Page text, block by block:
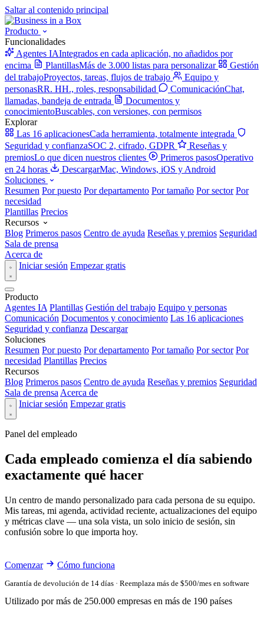
Saltar al contenido principal
Producto
Funcionalidades
Agentes IAIntegrados en cada aplicación, no añadidos por
encima
PlantillasMás de 3.000 listas para personalizar
Gestión
del trabajoProyectos, tareas, flujos de trabajo
Equipo y
personasRR. HH., roles, responsabilidad ComunicaciónChat,
llamadas, bandeja de entrada
Documentos y
conocimientoBuscables, con versiones, con permisos
Explorar
Las 16 aplicacionesCada herramienta, totalmente integrada
Seguridad y confianzaSOC 2, cifrado, GDPR
Reseñas y
premiosLo que dicen nuestros clientes Primeros pasosOperativo
en 24 horas
DescargarMac, Windows, iOS y Android
Soluciones
Resumen Por puesto Por departamento Por tamaño Por sector Por
necesidad
Plantillas Precios
Recursos
Blog Primeros pasos Centro de ayuda Reseñas y premios Seguridad
Sala de prensa
Acerca de
Iniciar sesión Empezar gratis
Producto
Agentes IA Plantillas Gestión del trabajo Equipo y personas
Comunicación Documentos y conocimiento Las 16 aplicaciones
Seguridad y confianza Descargar
Soluciones
Resumen Por puesto Por departamento Por tamaño Por sector Por
necesidad Plantillas Precios
Recursos
Blog Primeros pasos Centro de ayuda Reseñas y premios Seguridad
Sala de prensa Acerca de
Iniciar sesión Empezar gratis
Panel del empleado
Cada empleado comienza el día sabiendo
exactamente qué hacer
Un centro de mando personalizado para cada persona de su equipo.
Mis tareas, mi agenda, actividad reciente, actualizaciones del equipo
y métricas clave — una sola vista, un solo inicio de sesión, sin
confusión sobre lo que importa hoy.
Comenzar Cómo funciona
Garantía de devolución de 14 días · Reemplaza más de $500/mes en software
Utilizado por más de 250.000 empresas en más de 190 países